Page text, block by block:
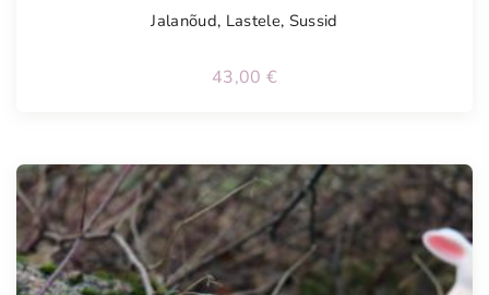
Jalanõud, Lastele, Sussid
43,00 €